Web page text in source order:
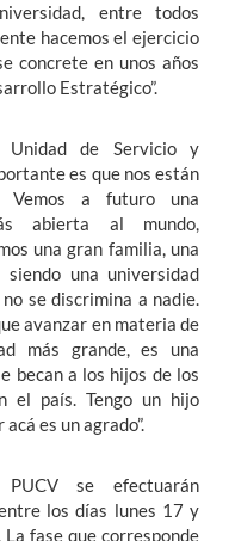
entre todos
hacemos el ejercicio
concrete en unos años
Estratégico”.
de Servicio y
es que nos están
Vemos a futuro una
abierta al mundo,
una gran familia, una
una universidad
se discrimina a nadie.
avanzar en materia de
más grande, es una
becan a los hijos de los
el país. Tengo un hijo
es un agrado”.
se efectuarán
los días lunes 17 y
fase que corresponde